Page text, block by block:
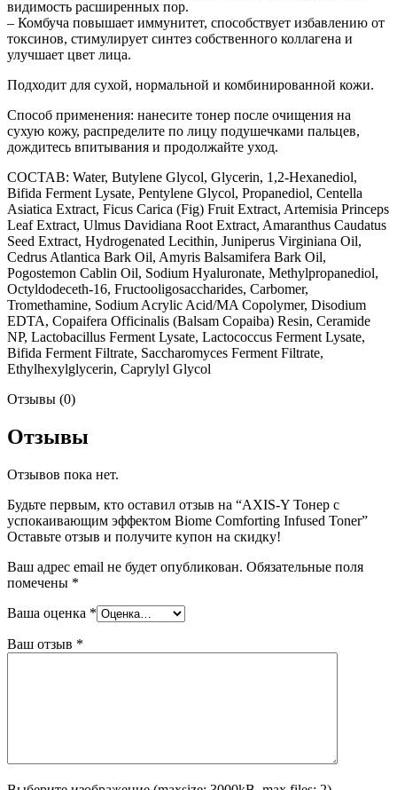
видимость расширенных пор.
– Комбуча повышает иммунитет, способствует избавлению от
токсинов, стимулирует синтез собственного коллагена и
улучшает цвет лица.
Подходит для сухой, нормальной и комбинированной кожи.
Способ применения: нанесите тонер после очищения на
сухую кожу, распределите по лицу подушечками пальцев,
дождитесь впитывания и продолжайте уход.
СОСТАВ: Water, Butylene Glycol, Glycerin, 1,2-Hexanediol,
Bifida Ferment Lysate, Pentylene Glycol, Propanediol, Centella
Asiatica Extract, Ficus Carica (Fig) Fruit Extract, Artemisia Princeps
Leaf Extract, Ulmus Davidiana Root Extract, Amaranthus Caudatus
Seed Extract, Hydrogenated Lecithin, Juniperus Virginiana Oil,
Cedrus Atlantica Bark Oil, Amyris Balsamifera Bark Oil,
Pogostemon Cablin Oil, Sodium Hyaluronate, Methylpropanediol,
Octyldodeceth-16, Fructooligosaccharides, Carbomer,
Tromethamine, Sodium Acrylic Acid/MA Copolymer, Disodium
EDTA, Copaifera Officinalis (Balsam Copaiba) Resin, Ceramide
NP, Lactobacillus Ferment Lysate, Lactococcus Ferment Lysate,
Bifida Ferment Filtrate, Saccharomyces Ferment Filtrate,
Ethylhexylglycerin, Caprylyl Glycol
Отзывы (0)
Отзывы
Отзывов пока нет.
Будьте первым, кто оставил отзыв на “AXIS-Y Тонер с
успокаивающим эффектом Biome Comforting Infused Toner”
Оставьте отзыв и получите купон на скидку!
Ваш адрес email не будет опубликован. Обязательные поля
помечены *
Ваша оценка *
Ваш отзыв *